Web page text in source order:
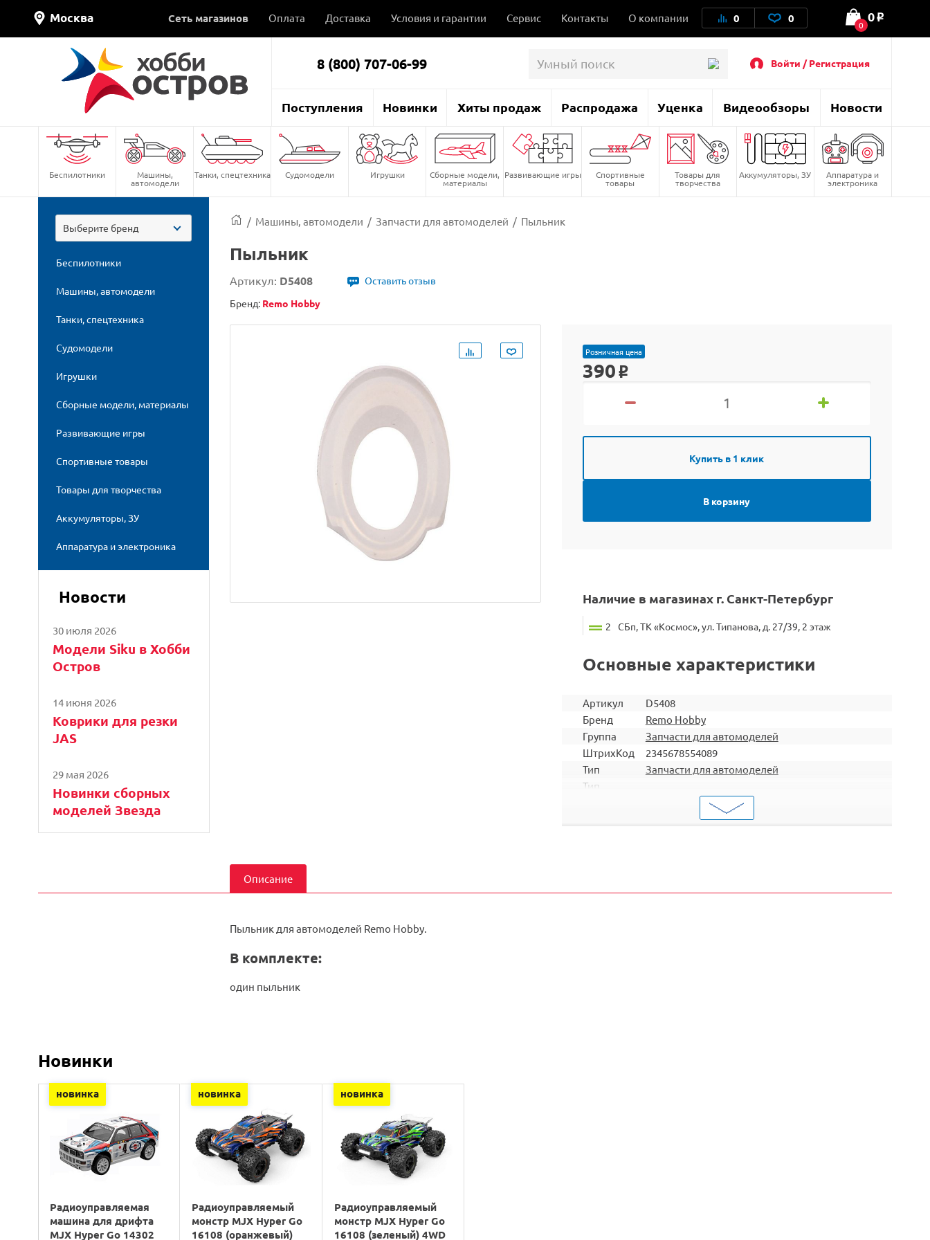
Москва Сеть магазинов Оплата Доставка Условия и гарантии Сервис Контакты О компании 0 0 0
0 o
8 (800) 707-06-99 Войти / Регистрация
Поступления Новинки Хиты продаж Распродажа Уценка Видеообзоры Новости
Беспилотники Машины,
автомодели
Танки, спецтехника Судомодели Игрушки Сборные модели,
материалы
Развивающие игры Спортивные
товары
Товары для
творчества
Аккумуляторы, ЗУ Аппаратура и
электроника
Выберите бренд
Беспилотники
Машины, автомодели
Танки, спецтехника
Судомодели
Игрушки
Сборные модели, материалы
Развивающие игры
Спортивные товары
Товары для творчества
Аккумуляторы, ЗУ
Аппаратура и электроника
Новости
30 июля 2026
Модели Siku в Хобби
Остров
14 июня 2026
Коврики для резки
JAS
29 мая 2026
Новинки сборных
моделей Звезда
/ Машины, автомодели / Запчасти для автомоделей / Пыльник
Пыльник
Артикул: D5408
Оставить отзыв
Бренд: Remo Hobby
Розничная цена
390 o
Купить в 1 клик
В корзину
Наличие в магазинах г. Санкт-Петербург
2 СБп, ТК «Космос», ул. Типанова, д. 27/39, 2 этаж
Основные характеристики
Артикул
D5408
Бренд
Remo Hobby
Группа
Запчасти для автомоделей
ШтрихКод
2345678554089
Тип
Запчасти для автомоделей
Тип
Детали подвески
RH8051 / RH8055 / RH8081 / RH8085 / RH1021 /
Описание
Пыльник для автомоделей Remo Hobby.
В комплекте:
один пыльник
Новинки
новинка
Радиоуправляемая
машина для дрифта
MJX Hyper Go 14302
новинка
Радиоуправляемый
монстр MJX Hyper Go
16108 (оранжевый)
новинка
Радиоуправляемый
монстр MJX Hyper Go
16108 (зеленый) 4WD